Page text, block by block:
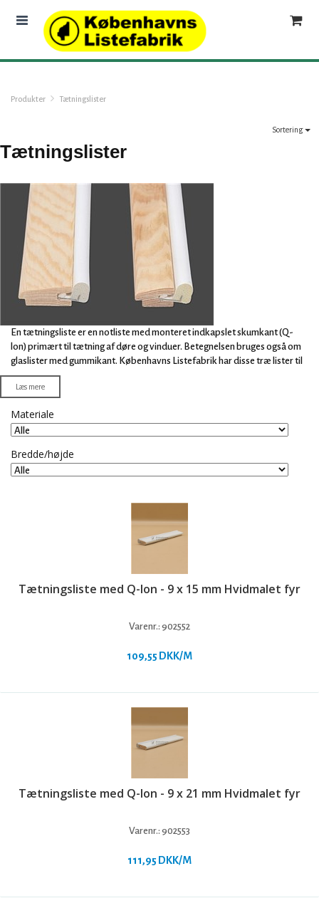
Produkter Tætningslister
Tætningslister
Sortering
En tætningsliste er en notliste med monteret indkapslet skumkant (Q-
lon) primært til tætning af døre og vinduer. Betegnelsen bruges også om
glaslister med gummikant. Københavns Listefabrik har disse træ lister til
tætning af døre og vinduer i hvidmalet fyr og fyr, hvor vores træ pris er
konkurrencedygtig på bygge materialer.
Læs mere
Materiale
Bredde/højde
Tætningsliste med Q-lon - 9 x 15 mm Hvidmalet fyr
Varenr.: 902552
109,55 DKK/M
Tætningsliste med Q-lon - 9 x 21 mm Hvidmalet fyr
Varenr.: 902553
111,95 DKK/M